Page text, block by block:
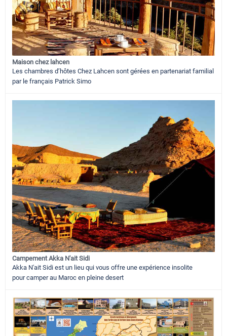
Maison chez lahcen
Les chambres d’hôtes Chez Lahcen sont gérées en partenariat familial
par le français Patrick Simo
Campement Akka N'ait Sidi
Akka N'ait Sidi est un lieu qui vous offre une expérience insolite
pour camper au Maroc en pleine desert